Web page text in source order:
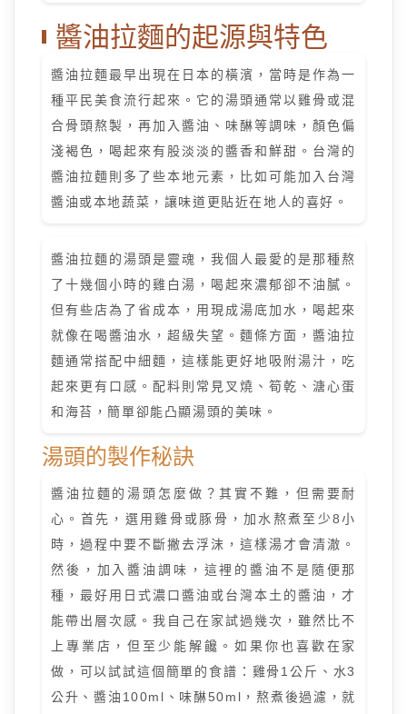
醬油拉麵的起源與特色
醬油拉麵最早出現在日本的橫濱，當時是作為一
種平民美食流行起來。它的湯頭通常以雞骨或混
合骨頭熬製，再加入醬油、味醂等調味，顏色偏
淺褐色，喝起來有股淡淡的醬香和鮮甜。台灣的
醬油拉麵則多了些本地元素，比如可能加入台灣
醬油或本地蔬菜，讓味道更貼近在地人的喜好。
醬油拉麵的湯頭是靈魂，我個人最愛的是那種熬
了十幾個小時的雞白湯，喝起來濃郁卻不油膩。
但有些店為了省成本，用現成湯底加水，喝起來
就像在喝醬油水，超級失望。麵條方面，醬油拉
麵通常搭配中細麵，這樣能更好地吸附湯汁，吃
起來更有口感。配料則常見叉燒、筍乾、溏心蛋
和海苔，簡單卻能凸顯湯頭的美味。
湯頭的製作秘訣
醬油拉麵的湯頭怎麼做？其實不難，但需要耐
心。首先，選用雞骨或豚骨，加水熬煮至少8小
時，過程中要不斷撇去浮沫，這樣湯才會清澈。
然後，加入醬油調味，這裡的醬油不是隨便那
種，最好用日式濃口醬油或台灣本土的醬油，才
能帶出層次感。我自己在家試過幾次，雖然比不
上專業店，但至少能解饞。如果你也喜歡在家
做，可以試試這個簡單的食譜：雞骨1公斤、水3
公升、醬油100ml、味醂50ml，熬煮後過濾，就